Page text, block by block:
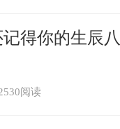
求朋友合情
记得你的生辰
阅读